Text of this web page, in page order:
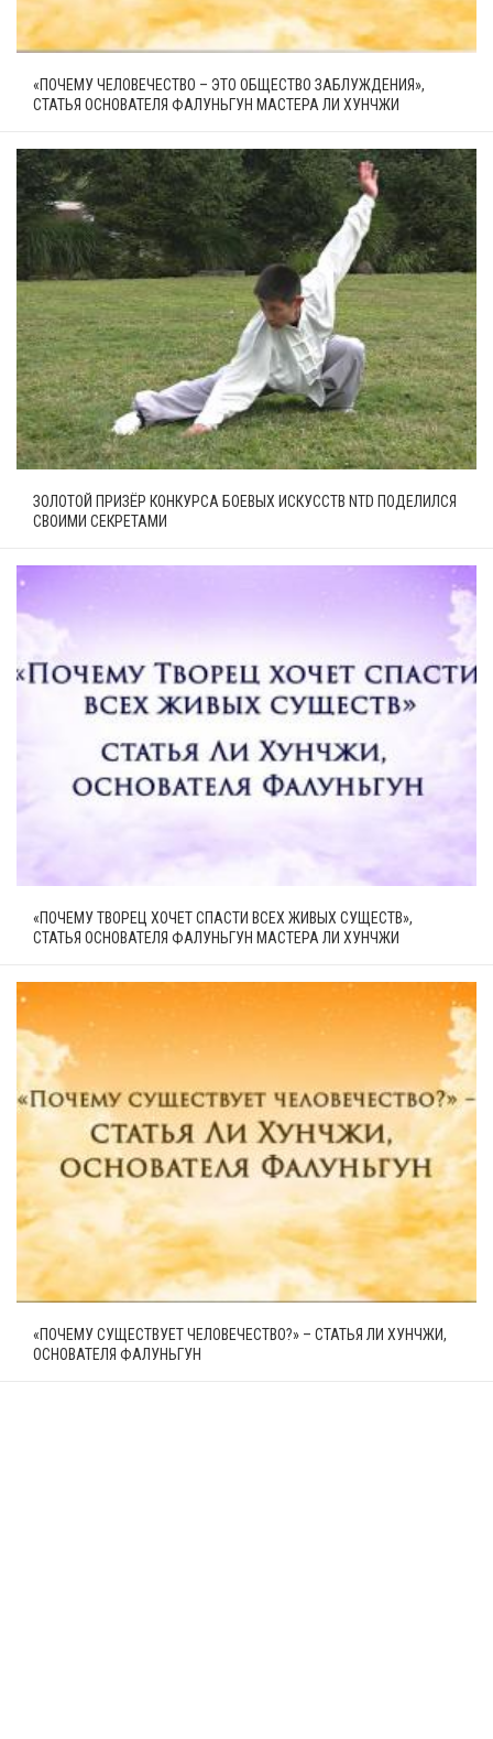
«ПОЧЕМУ ЧЕЛОВЕЧЕСТВО – ЭТО ОБЩЕСТВО ЗАБЛУЖДЕНИЯ»,
СТАТЬЯ ОСНОВАТЕЛЯ ФАЛУНЬГУН МАСТЕРА ЛИ ХУНЧЖИ
ЗОЛОТОЙ ПРИЗЁР КОНКУРСА БОЕВЫХ ИСКУССТВ NTD ПОДЕЛИЛСЯ
СВОИМИ СЕКРЕТАМИ
«ПОЧЕМУ ТВОРЕЦ ХОЧЕТ СПАСТИ ВСЕХ ЖИВЫХ СУЩЕСТВ»,
СТАТЬЯ ОСНОВАТЕЛЯ ФАЛУНЬГУН МАСТЕРА ЛИ ХУНЧЖИ
«ПОЧЕМУ СУЩЕСТВУЕТ ЧЕЛОВЕЧЕСТВО?» – СТАТЬЯ ЛИ ХУНЧЖИ,
ОСНОВАТЕЛЯ ФАЛУНЬГУН